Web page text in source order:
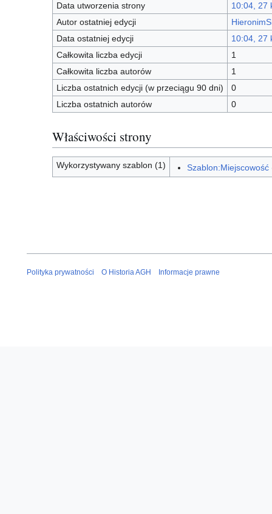
Data utworzenia strony
10:04, 27
Autor ostatniej edycji
Data ostatniej edycji
10:04, 27
Całkowita liczba edycji
1
Całkowita liczba autorów
1
Liczba ostatnich edycji (w przeciągu 90 dni)
0
Liczba ostatnich autorów
0
Właściwości strony
Wykorzystywany szablon (1) Szablon:Miejscowość
Polityka prywatności O Historia AGH Informacje prawne